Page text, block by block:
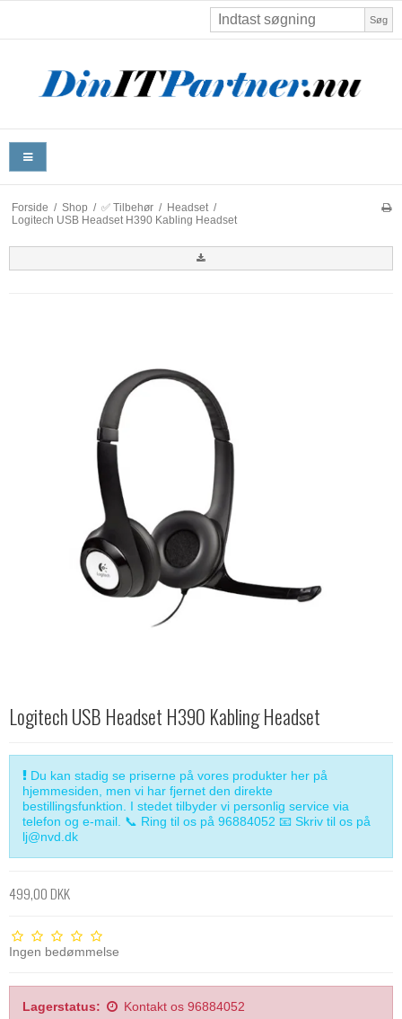
Søg
Forside / Shop / ✅ Tilbehør / Headset /
Logitech USB Headset H390 Kabling Headset
Logitech USB Headset H390 Kabling Headset
Du kan stadig se priserne på vores produkter her på
hjemmesiden, men vi har fjernet den direkte
bestillingsfunktion. I stedet tilbyder vi personlig service via
telefon og e-mail. 📞 Ring til os på 96884052 📧 Skriv til os på
lj@nvd.dk
499,00 DKK
Ingen bedømmelse
Lagerstatus: Kontakt os 96884052